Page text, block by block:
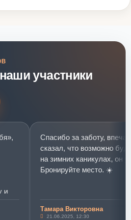
участники
Спасибо за заботу,
сказал, что возможно
на зимних каникулах, он уже
Бронируйте место. ☀️
Тамара Викторовна
21.06.2025, 12:30